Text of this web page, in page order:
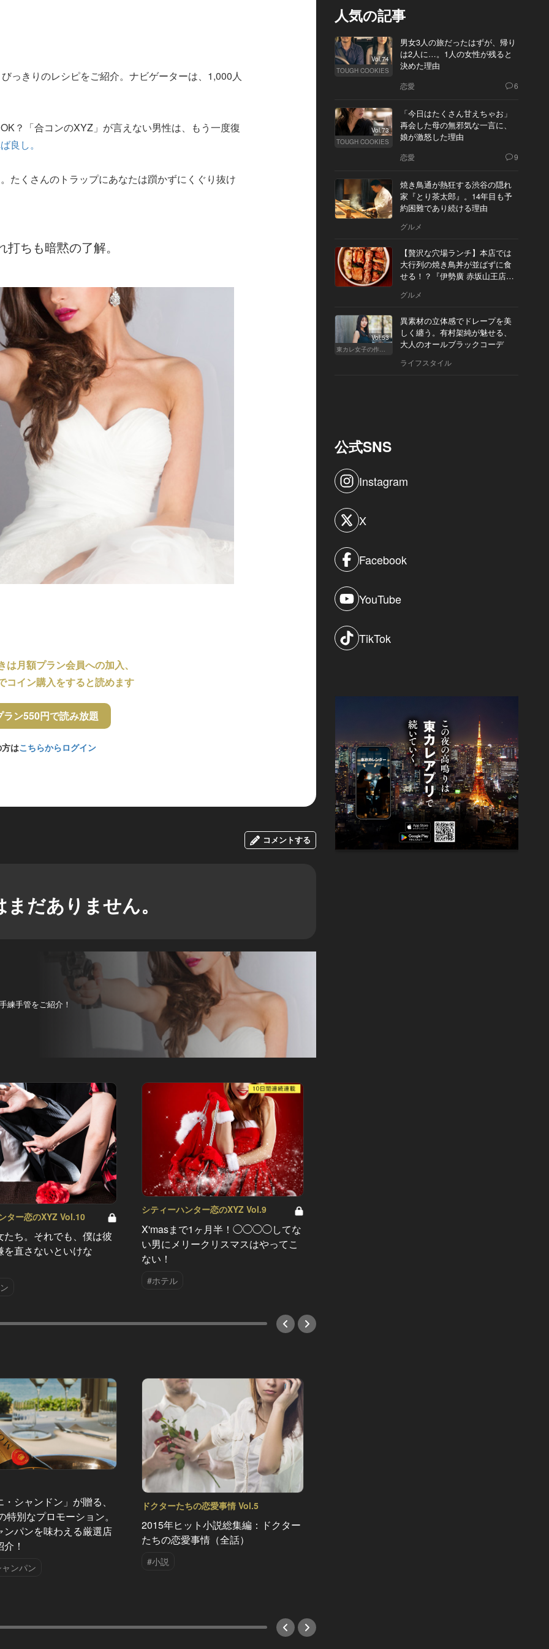
っきりのレシピをご紹介。ナビゲーターは、1,000人
？「合コンのXYZ」が言えない男性は、もう一度復
良し。
たくさんのトラップにあなたは躓かずにくぐり抜け
ちも暗黙の了解。
は月額プラン会員への加入、
コイン購入をすると読めます
ラン550円で読み放題
はこちらからログイン
コメントする
だありません。
練手管をご紹介！
ター恋のXYZ Vol.10
たち。それでも、僕は彼
を直さないといけな
シティーハンター恋のXYZ Vol.9
X'masまで1ヶ月半！◯◯◯◯してな
い男にメリークリスマスはやってこ
ない！
#ホテル
シャンドン」が贈る、
特別なプロモーション。
ンパンを味わえる厳選店
！
ンパン
ドクターたちの恋愛事情 Vol.5
2015年ヒット小説総集編：ドクター
たちの恋愛事情（全話）
#小説
人気の記事
Vol.74
TOUGH COOKIES
男女3人の旅だったはずが、帰り
は2人に…。1人の女性が残ると
決めた理由
恋愛 6
Vol.73
TOUGH COOKIES
「今日はたくさん甘えちゃお」
再会した母の無邪気な一言に、
娘が激怒した理由
恋愛 9
焼き鳥通が熱狂する渋谷の隠れ
家『とり茶太郎』。14年目も予
約困難であり続ける理由
グルメ
【贅沢な穴場ランチ】本店では
大行列の焼き鳥丼が並ばずに食
せる！？『伊勢廣 赤坂山王店』
グルメ
Vol.53
東カレ女子の作り方
異素材の立体感でドレープを美
しく纏う。有村架純が魅せる、
大人のオールブラックコーデ
ライフスタイル
公式SNS
Instagram
X
Facebook
YouTube
TikTok